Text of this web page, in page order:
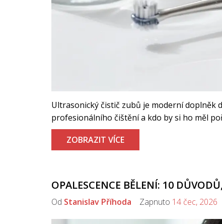
Ultrasonický čistič zubů je moderní doplněk
profesionálního čištění a kdo by si ho měl
ZOBRAZIT VÍCE
OPALESCENCE BĚLENÍ: 10
Od Stanislav Příhoda Zapnuto 14 čec, 2026